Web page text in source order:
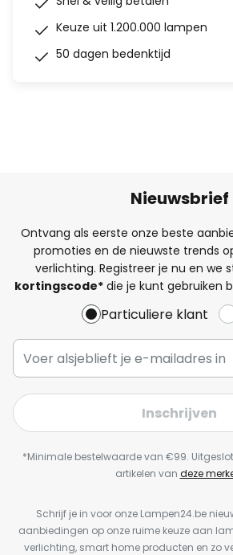
Keuze uit 1.200.000 lampen
50 dagen bedenktijd
Nieuwsbrief
Ontvang als eerste onze beste
promoties en de nieuwste trends
verlichting. Registreer je nu en we
kortingscode*die je kunt gebruiken
Particuliere klant
Inschrijven
*Minimale bestelwaarde van €99.
artikelen van deze
Schrijf je in voor onze Lampen24.be
aanbiedingen op onze ruime keuze aan
verlichting, smart home producten en zo